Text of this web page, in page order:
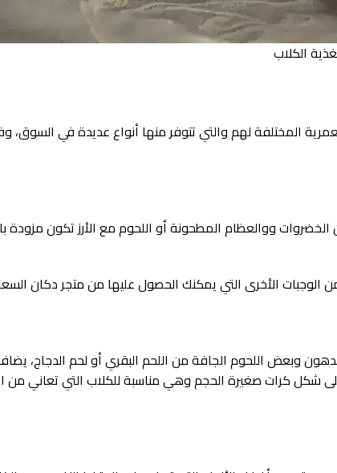
الكلاب
المختلفة لهم والتي تتوفر منها أنواع عديدة في السوق،
ووالعظام المطحونة أو اللحوم مع الأرز تكون مزودة
الوجبات الأخرى التي يمكنك الحصول عليها من متجر دكان
وبعض اللحوم الجافة من اللحم البقري أو لحم الدجاج، يضاف
شكل كرات صغيرة الحجم وهي مناسبة للكلاب التي تعاني